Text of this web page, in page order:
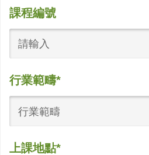
課程編號
行業範疇*
行業範疇
上課地點*